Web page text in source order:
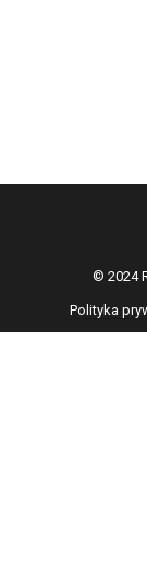
© 2024
Polityka